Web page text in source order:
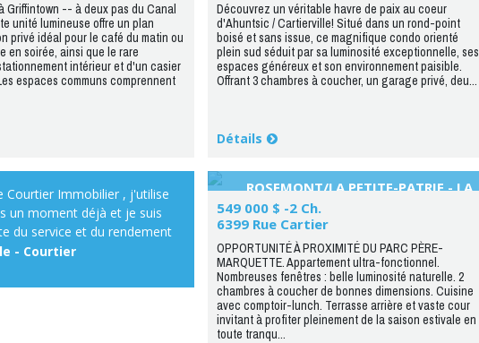
Griffintown -- à deux pas du Canal
unité lumineuse offre un plan
privé idéal pour le café du matin ou
en soirée, ainsi que le rare
intérieur et d'un casier
espaces communs comprennent
Découvrez un véritable havre de paix au coeur
d'Ahuntsic / Cartierville! Situé dans un rond-point
boisé et sans issue, ce magnifique condo orienté
plein sud séduit par sa luminosité exceptionnelle, ses
espaces généreux et son environnement paisible.
Offrant 3 chambres à coucher, un garage privé, deu...
Détails
Courtier Immobilier , j'utilise
un moment déjà et je suis
du service et du rendement
- Courtier
ROSEMONT/LA PETITE-PATRIE - LA
PETITE-PATRIE
549 000 $ -2 Ch.
6399 Rue Cartier
OPPORTUNITÉ À PROXIMITÉ DU PARC PÈRE-
MARQUETTE. Appartement ultra-fonctionnel.
Nombreuses fenêtres : belle luminosité naturelle. 2
chambres à coucher de bonnes dimensions. Cuisine
avec comptoir-lunch. Terrasse arrière et vaste cour
invitant à profiter pleinement de la saison estivale en
toute tranqu...